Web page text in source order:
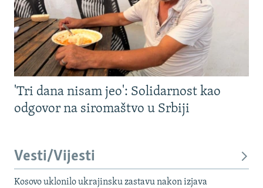
'Tri dana nisam jeo': Solidarnost kao
odgovor na siromaštvo u Srbiji
Vesti/Vijesti
Kosovo uklonilo ukrajinsku zastavu nakon izjava